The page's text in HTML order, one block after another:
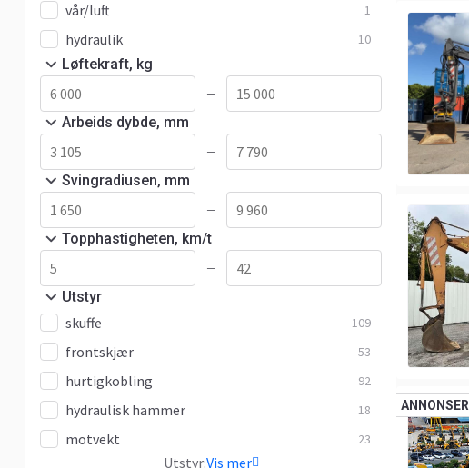
vår/luft 1
hydraulik 10
Løftekraft, kg
—
Arbeids dybde, mm
—
Svingradiusen, mm
—
Topphastigheten, km/t
—
Utstyr
skuffe 109
frontskjær 53
hurtigkobling 92
hydraulisk hammer 18
motvekt 23
Utstyr:Vis mer
ANNONSER